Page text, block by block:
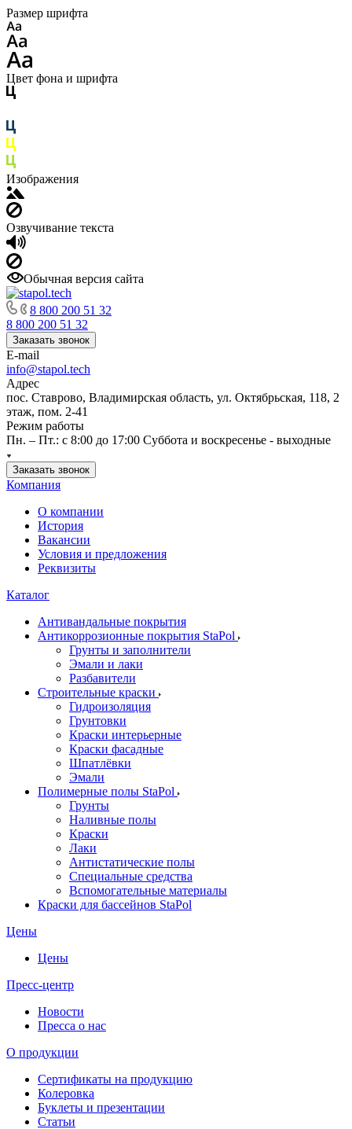
Размер шрифта
Цвет фона и шрифта
Изображения
Озвучивание текста
Обычная версия сайта
8 800 200 51 32
8 800 200 51 32
Заказать звонок
E-mail
info@stapol.tech
Адрес
пос. Ставрово, Владимирская область, ул. Октябрьская, 118, 2
этаж, пом. 2-41
Режим работы
Пн. – Пт.: с 8:00 до 17:00 Суббота и воскресенье - выходные
Заказать звонок
Компания
О компании
История
Вакансии
Условия и предложения
Реквизиты
Каталог
Антивандальные покрытия
Антикоррозионные покрытия StaPol
Грунты и заполнители
Эмали и лаки
Разбавители
Строительные краски
Гидроизоляция
Грунтовки
Краски интерьерные
Краски фасадные
Шпатлёвки
Эмали
Полимерные полы StaPol
Грунты
Наливные полы
Краски
Лаки
Антистатические полы
Специальные средства
Вспомогательные материалы
Краски для бассейнов StaPol
Цены
Цены
Пресс-центр
Новости
Пресса о нас
О продукции
Сертификаты на продукцию
Колеровка
Буклеты и презентации
Статьи